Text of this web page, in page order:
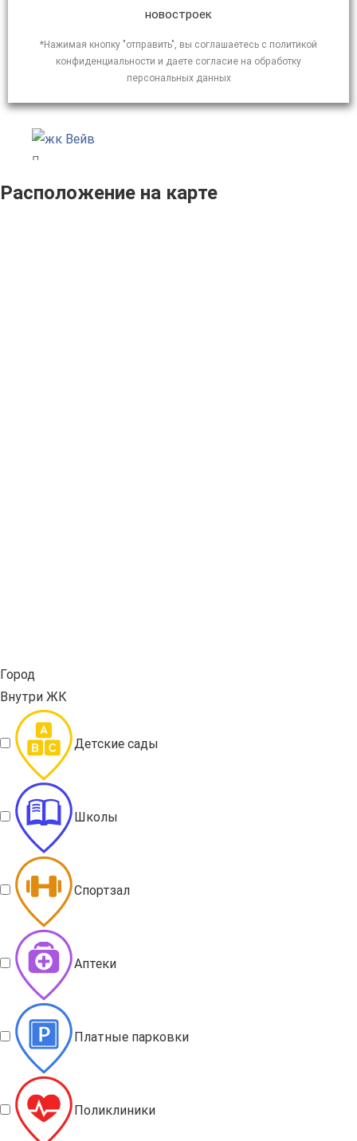
новостроек
*Нажимая кнопку "отправить", вы соглашаетесь с политикой
конфиденциальности и даете согласие на обработку
персональных данных
Расположение на карте
Город
Внутри ЖК
Детские сады
Школы
Спортзал
Аптеки
Платные парковки
Поликлиники